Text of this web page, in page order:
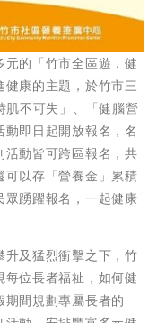
的「竹市全區遊，健
康的主題，於竹市三
肌不可失」、「健腦營
即日起開放報名，名
動皆可跨區報名，共
以存「營養金」累積
踴躍報名，一起健康
及猛烈衝擊之下，竹
位長者福祉，如何健
間規劃專屬長者的